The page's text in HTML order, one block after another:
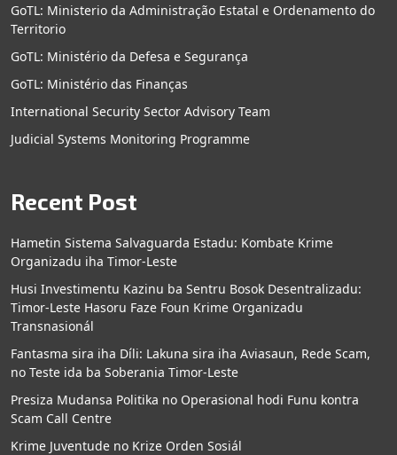
GoTL: Ministerio da Administração Estatal e Ordenamento do
Territorio
GoTL: Ministério da Defesa e Segurança
GoTL: Ministério das Finanças
International Security Sector Advisory Team
Judicial Systems Monitoring Programme
Recent Post
Hametin Sistema Salvaguarda Estadu: Kombate Krime
Organizadu iha Timor-Leste
Husi Investimentu Kazinu ba Sentru Bosok Desentralizadu:
Timor-Leste Hasoru Faze Foun Krime Organizadu
Transnasionál
Fantasma sira iha Díli: Lakuna sira iha Aviasaun, Rede Scam,
no Teste ida ba Soberania Timor-Leste
Presiza Mudansa Politika no Operasional hodi Funu kontra
Scam Call Centre
Krime Juventude no Krize Orden Sosiál